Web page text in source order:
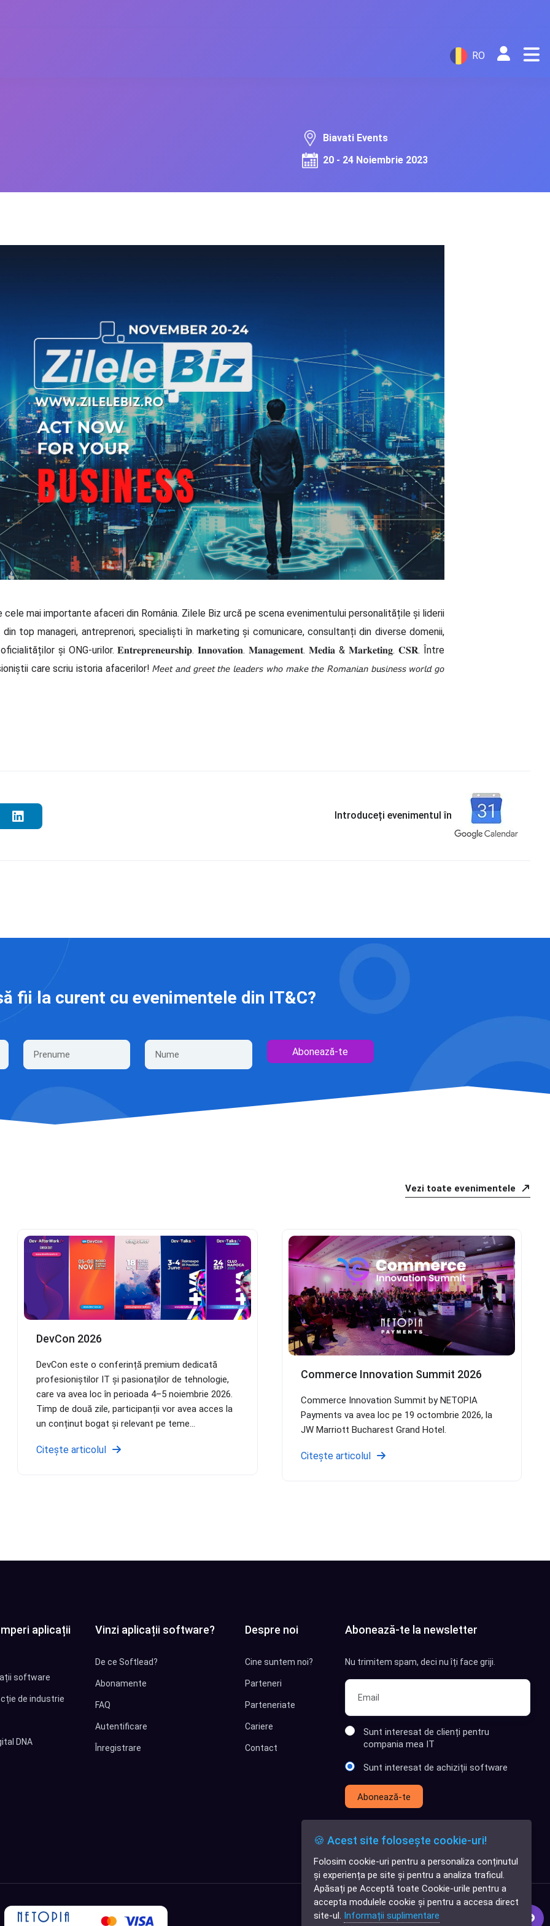
✕
Cauți o aplicație
software?
RO
Biavati Events
20 - 24 Noiembrie 2023
mai importante afaceri din România. Zilele Biz urcă pe scena evenimentului personalitățile și liderii
top manageri, antreprenori, specialiști în marketing și comunicare, consultanți din diverse domenii,
și ONG-urilor. 𝐄𝐧𝐭𝐫𝐞𝐩𝐫𝐞𝐧𝐞𝐮𝐫𝐬𝐡𝐢𝐩. 𝐈𝐧𝐧𝐨𝐯𝐚𝐭𝐢𝐨𝐧. 𝐌𝐚𝐧𝐚𝐠𝐞𝐦𝐞𝐧𝐭. 𝐌𝐞𝐝𝐢𝐚 & 𝐌𝐚𝐫𝐤𝐞𝐭𝐢𝐧𝐠. 𝐂𝐒𝐑. Între
care scriu istoria afacerilor! 𝘔𝘦𝘦𝘵 𝘢𝘯𝘥 𝘨𝘳𝘦𝘦𝘵 𝘵𝘩𝘦 𝘭𝘦𝘢𝘥𝘦𝘳𝘴 𝘸𝘩𝘰 𝘮𝘢𝘬𝘦 𝘵𝘩𝘦 𝘙𝘰𝘮𝘢𝘯𝘪𝘢𝘯 𝘣𝘶𝘴𝘪𝘯𝘦𝘴𝘴 𝘸𝘰𝘳𝘭𝘥 𝘨𝘰
Introduceți evenimentul în
fii la curent cu evenimentele din IT&C?
Abonează-te
Vezi toate evenimentele
DevCon 2026
DevCon este o conferință premium dedicată
profesioniștilor IT și pasionaților de tehnologie,
care va avea loc în perioada 4–5 noiembrie 2026.
Timp de două zile, participanții vor avea acces la
un conținut bogat și relevant pe teme...
Citește articolul
Commerce Innovation Summit 2026
Commerce Innovation Summit by NETOPIA
Payments va avea loc pe 19 octombrie 2026, la
JW Marriott Bucharest Grand Hotel.
Citește articolul
aplicații
software
de industrie
DNA
Vinzi aplicații software?
De ce Softlead?
Abonamente
FAQ
Autentificare
Înregistrare
Despre noi
Cine suntem noi?
Parteneri
Parteneriate
Cariere
Contact
Abonează-te la newsletter
Nu trimitem spam, deci nu îți face griji.
Sunt interesat de clienți pentru
compania mea IT
Sunt interesat de achiziții software
Abonează-te
🍪 Acest site folosește cookie-uri!
Folosim cookie-uri pentru a personaliza conținutul
și experiența pe site și pentru a analiza traficul.
Apăsați pe Acceptă toate Cookie-urile pentru a
accepta modulele cookie și pentru a accesa direct
site-ul. Informații suplimentare